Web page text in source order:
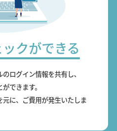
クができる
ログイン情報を共有し、
できます。
に、ご費用が発生いたしま